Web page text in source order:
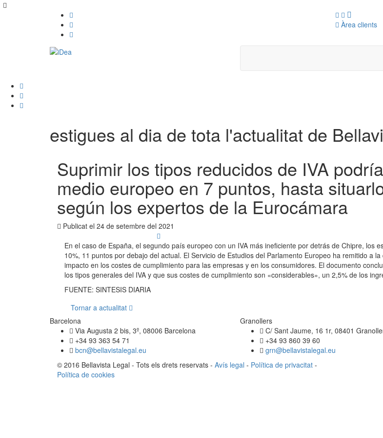
Àrea clients
estigues al dia de tota l'actualitat de
Suprimir los tipos reducidos de IVA
medio europeo en 7 puntos, hasta
según los expertos de la Eurocámara
Publicat el 24 de setembre del 2021
En el caso de España, el segundo país europeo con un IVA más ineficiente por detrás de Chipre, los
10%, 11 puntos por debajo del actual. El Servicio de Estudios del Parlamento Europeo ha remitido a
impacto en los costes de cumplimiento para las empresas y en los consumidores. El documento
los tipos generales del IVA y que sus costes de cumplimiento son «considerables», un 2,5% de los
FUENTE: SINTESIS DIARIA
Tornar a actualitat
Barcelona
Via Augusta 2 bis, 3º, 08006 Barcelona
+34 93 363 54 71
bcn@bellavistalegal.eu
Granollers
C/ Sant Jaume, 16 1r, 08401
+34 93 860 39 60
grn@bellavistalegal.eu
© 2016 Bellavista Legal - Tots els drets reservats - Avís legal - Política de privacitat -
Política de cookies